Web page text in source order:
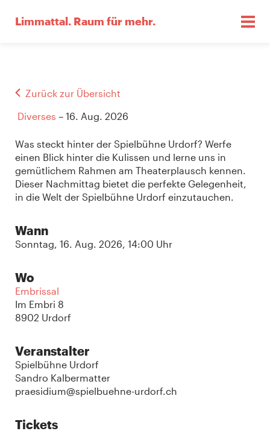
Limmattal. Raum für mehr.
Zurück zur Übersicht
Diverses – 16. Aug. 2026
Was steckt hinter der Spielbühne Urdorf? Werfe
einen Blick hinter die Kulissen und lerne uns in
gemütlichem Rahmen am Theaterplausch kennen.
Dieser Nachmittag bietet die perfekte Gelegenheit,
in die Welt der Spielbühne Urdorf einzutauchen.
Wann
Sonntag, 16. Aug. 2026, 14:00 Uhr
Wo
Embrissal
Im Embri 8
8902 Urdorf
Veranstalter
Spielbühne Urdorf
Sandro Kalbermatter
praesidium@spielbuehne-urdorf.ch
Tickets